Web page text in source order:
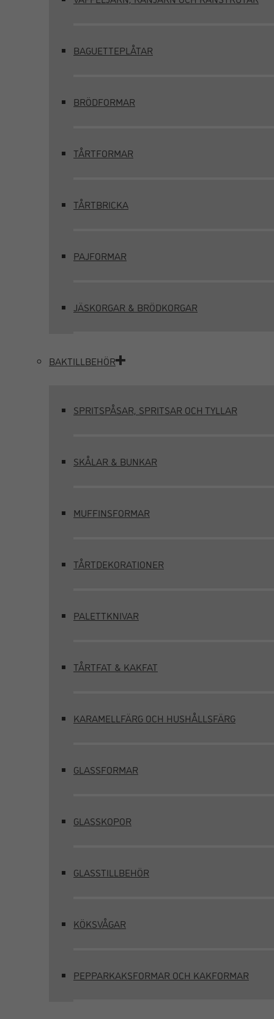
BAGUETTEPLÅTAR
BRÖDFORMAR
TÅRTFORMAR
TÅRTBRICKA
PAJFORMAR
JÄSKORGAR & BRÖDKORGAR
BAKTILLBEHÖR
SPRITSPÅSAR, SPRITSAR OCH TYLLAR
SKÅLAR & BUNKAR
MUFFINSFORMAR
TÅRTDEKORATIONER
PALETTKNIVAR
TÅRTFAT & KAKFAT
KARAMELLFÄRG OCH HUSHÅLLSFÄRG
GLASSFORMAR
GLASSKOPOR
GLASSTILLBEHÖR
KÖKSVÅGAR
PEPPARKAKSFORMAR OCH KAKFORMAR